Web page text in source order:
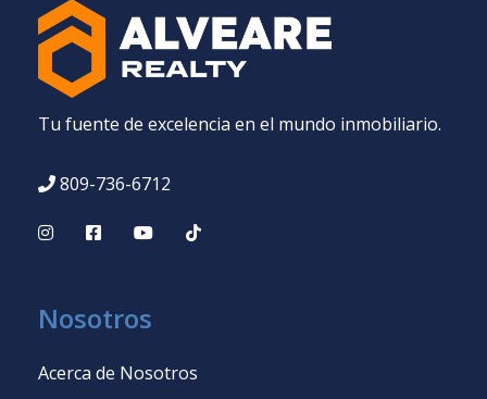
Tu fuente de excelencia en el mundo inmobiliario.
809-736-6712
Nosotros
Acerca de Nosotros